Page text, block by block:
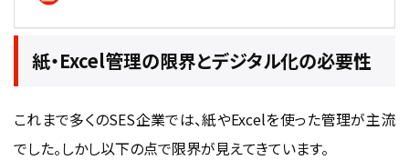
紙・Excel管理の限界とデジタル化の必要性
これまで多くのSES企業では、紙やExcelを使った管理が主流
でした。しかし以下の点で限界が見えてきています。